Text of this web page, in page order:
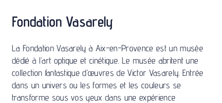
Fondation Vasarely
La Fondation Vasarely à Aix-en-Provence est un musée
dédié à l’art optique et cinétique. Le musée abritent une
collection fantastique d’œuvres de Victor Vasarely. Entrée
dans un univers ou les formes et les couleurs se
transforme sous vos yeux dans une expérience